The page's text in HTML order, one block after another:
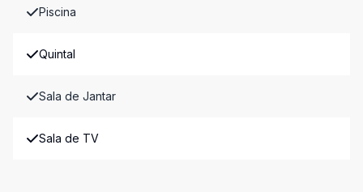
Piscina
Quintal
Sala de Jantar
Sala de TV